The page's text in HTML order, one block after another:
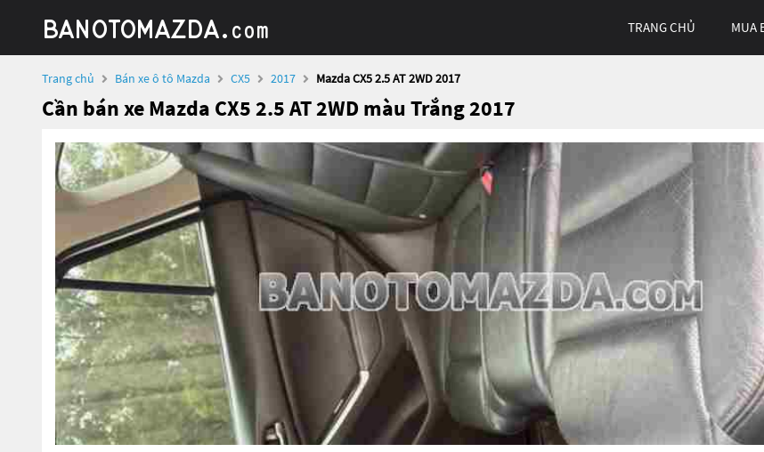
TRANG CHỦ MUA
Trang chủ Bán xe ô tô Mazda CX5 2017 Mazda CX5 2.5 AT 2WD 2017
Cần bán xe Mazda CX5 2.5 AT 2WD màu Trắng 2017